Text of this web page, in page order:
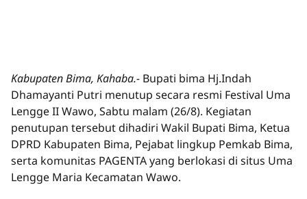
Kabupaten Bima, Kahaba.- Bupati bima Hj.Indah
Dhamayanti Putri menutup secara resmi Festival Uma
Lengge II Wawo, Sabtu malam (26/8). Kegiatan
penutupan tersebut dihadiri Wakil Bupati Bima, Ketua
DPRD Kabupaten Bima, Pejabat lingkup Pemkab Bima,
serta komunitas PAGENTA yang berlokasi di situs Uma
Lengge Maria Kecamatan Wawo.